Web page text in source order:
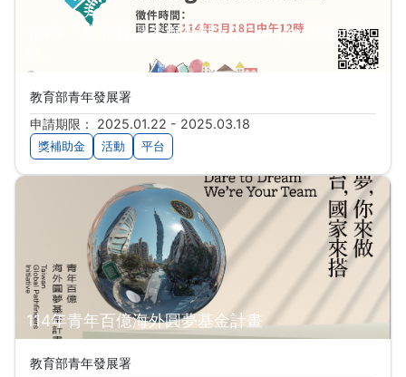
114年「青年社區參與行動2.0 Changemaker計
教育部青年發展署
申請期限： 2025.01.22 - 2025.03.18
獎補助金 活動 平台
114年青年百億海外圓夢基金計畫
教育部青年發展署